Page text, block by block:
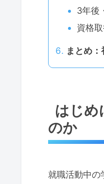
3年後
資格
まとめ
はじめ
のか
就職活動中の